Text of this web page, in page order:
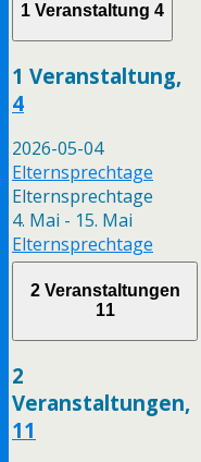
1 Veranstaltung 4
1 Veranstaltung,
4
2026-05-04
Elternsprechtage
Elternsprechtage
4. Mai - 15. Mai
Elternsprechtage
2 Veranstaltungen
11
2
Veranstaltungen,
11